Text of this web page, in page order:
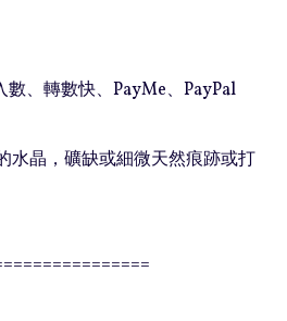
、轉數快、PayMe、PayPal
水晶，礦缺或細微天然痕跡或打